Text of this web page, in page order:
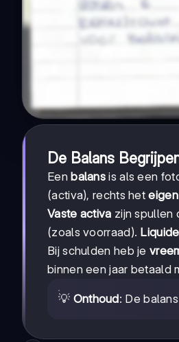
De Balans
Een balans is als een
(activa), rechts het
Vaste activa zijn spullen
(zoals voorraad).
Bij schulden heb je
binnen een jaar betaald
💡 Onthoud: De